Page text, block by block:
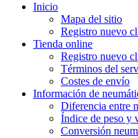
Inicio
Mapa del sitio
Registro nuevo
Tienda online
Registro nuevo
Términos del
Costes de envío
Información de
Diferencia entre
Índice de peso y
Conversión